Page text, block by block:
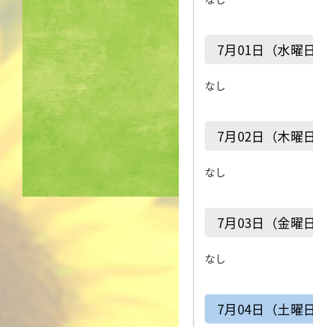
7月01日（水曜日
なし
7月02日（木曜日
なし
7月03日（金曜日
なし
7月04日（土曜日